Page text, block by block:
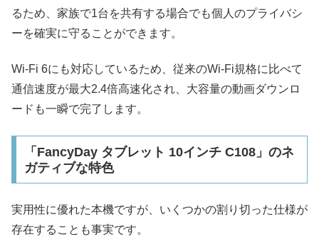
るため、家族で1台を共有する場合でも個人のプライバシ
ーを確実に守ることができます。
Wi-Fi 6にも対応しているため、従来のWi-Fi規格に比べて
通信速度が最大2.4倍高速化され、大容量の動画ダウンロ
ードも一瞬で完了します。
「FancyDay タブレット 10インチ C108」のネ
ガティブな特色
実用性に優れた本機ですが、いくつかの割り切った仕様が
存在することも事実です。